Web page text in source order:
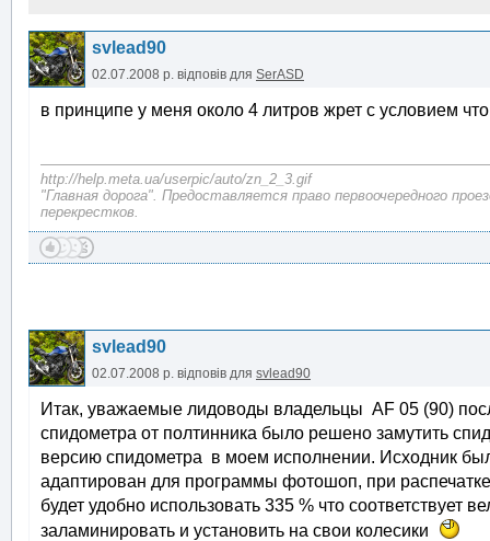
svlead90
02.07.2008 р. відповів для SerASD
в принципе у меня около 4 литров жрет с условием
http://help.meta.ua/userpic/auto/zn_2_3.gif
"Главная дорога". Предоставляется право первоочередного
перекрестков.
svlead90
02.07.2008 р. відповів для svlead90
Итак, уважаемые лидоводы владельцы AF 05 (90)
спидометра от полтинника было решено замутить
версию спидометра в моем исполнении. Исходник
адаптирован для программы фотошоп, при
будет удобно использовать 335 % что соответствует
заламинировать и установить на свои колесики